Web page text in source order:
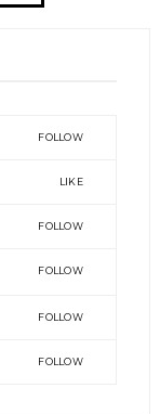
FOLLOW
LIKE
FOLLOW
FOLLOW
FOLLOW
FOLLOW